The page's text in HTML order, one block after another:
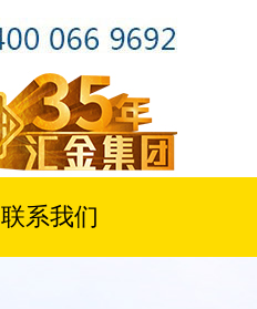
联系我们